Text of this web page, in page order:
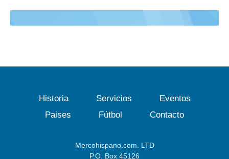
Historia Servicios
Eventos
Paises
Fútbol Contacto
Mercohispano.com. LTD
P.O. Box 45126